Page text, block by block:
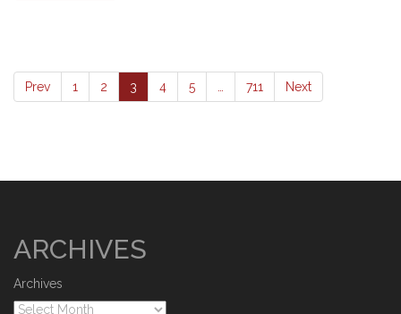
Prev 1 2 3 4 5 711 Next
ARCHIVES
Archives